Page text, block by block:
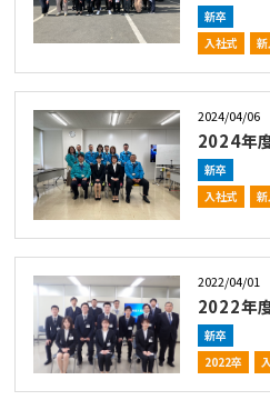
新卒
入社式
新
2024/04/06
2024年
新卒
入社式
新
2022/04/01
2022年
新卒
2022卒